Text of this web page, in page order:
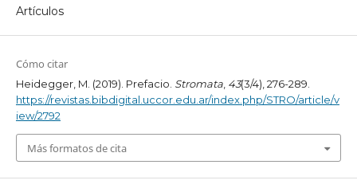
Artículos
Cómo citar
Heidegger, M. (2019). Prefacio. Stromata, 43(3/4), 276-289.
https://revistas.bibdigital.uccor.edu.ar/index.php/STRO/article/v
iew/2792
Más formatos de cita